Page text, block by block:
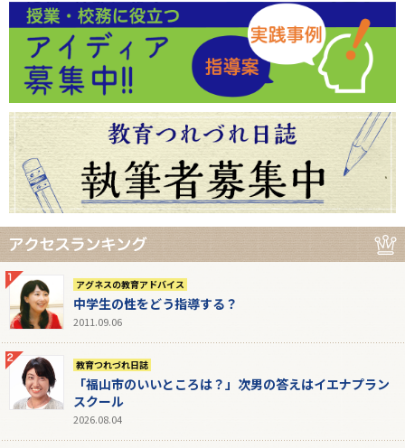
アグネスの教育アドバイス
中学生の性をどう指導する？
2011.09.06
教育つれづれ日誌
「福山市のいいところは？」次男の答えはイエナプラン
スクール
2026.08.04